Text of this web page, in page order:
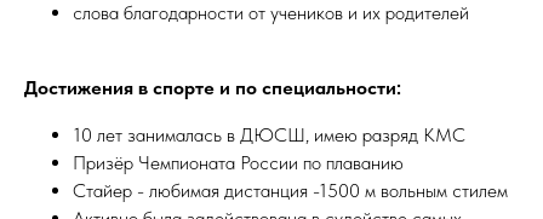
слова благодарности от учеников и их родителей
Достижения в спорте и по специальности:
10 лет занималась в ДЮСШ, имею разряд КМС
Призёр Чемпионата России по плаванию
Стайер - любимая дистанция -1500 м вольным стилем